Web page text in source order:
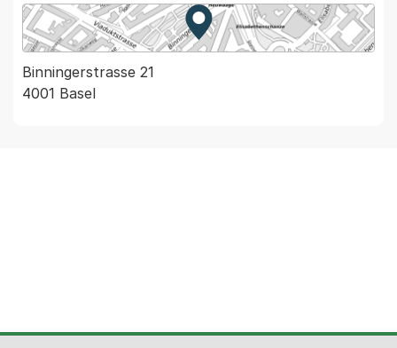
Zur Karte von MapBS.
Externer Link, wird in einem
Binningerstrasse 21
4001 Basel